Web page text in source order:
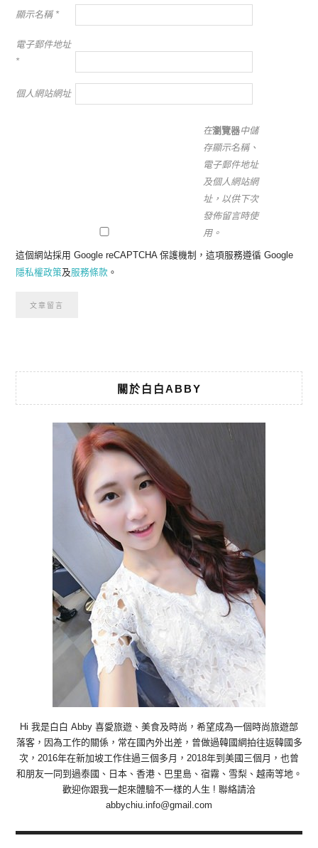
顯示名稱 *
電子郵件地址
*
個人網站網址
在瀏覽器中儲
存顯示名稱、
電子郵件地址
及個人網站網
址，以供下次
發佈留言時使
用。
這個網站採用 Google reCAPTCHA 保護機制，這項服務遵循 Google
隱私權政策及服務條款 。
關於白白ABBY
Hi 我是白白 Abby 喜愛旅遊、美食及時尚，希望成為一個時尚旅遊部
落客，因為工作的關係，常在國內外出差，曾做過韓國網拍往返韓國多
次，2016年在新加坡工作住過三個多月，2018年到美國三個月，也曾
和朋友一同到過泰國、日本、香港、巴里島、宿霧、雪梨、越南等地。
歡迎你跟我一起來體驗不一樣的人生 ! 聯絡請洽
abbychiu.info@gmail.com